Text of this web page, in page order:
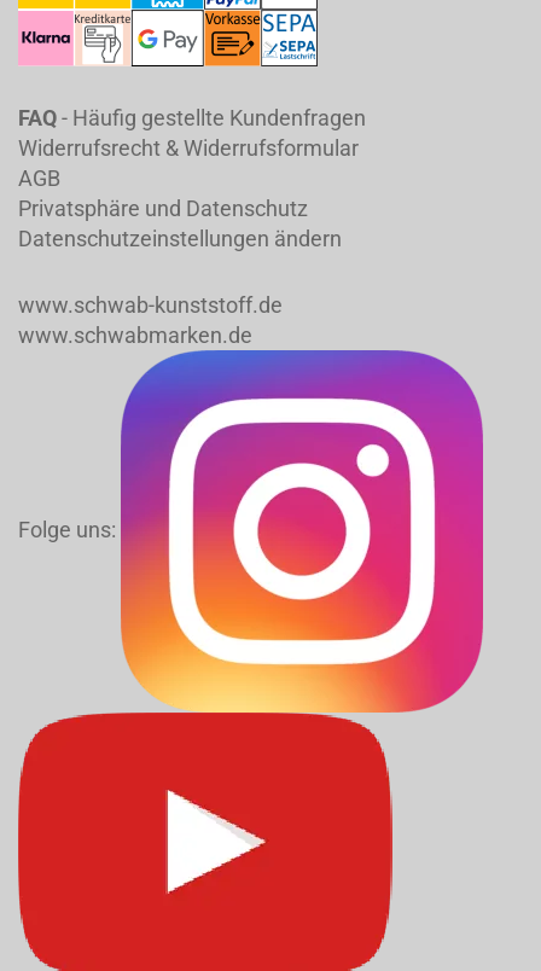
FAQ- Häufig gestellte Kundenfragen
Widerrufsrecht & Widerrufsformular
AGB
Privatsphäre und Datenschutz
Datenschutzeinstellungen ändern
www.schwab-kunststoff.de
www.schwabmarken.de
Folge uns: